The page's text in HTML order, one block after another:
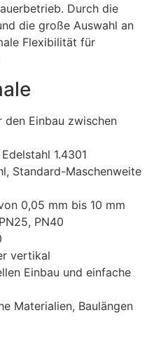
Durch die
die große Auswahl an
Flexibilität für
den Einbau zwischen
1.4301
Standard-Maschenweite
0,05 mm bis 10 mm
PN40
vertikal
Einbau und einfache
Materialien, Baulängen